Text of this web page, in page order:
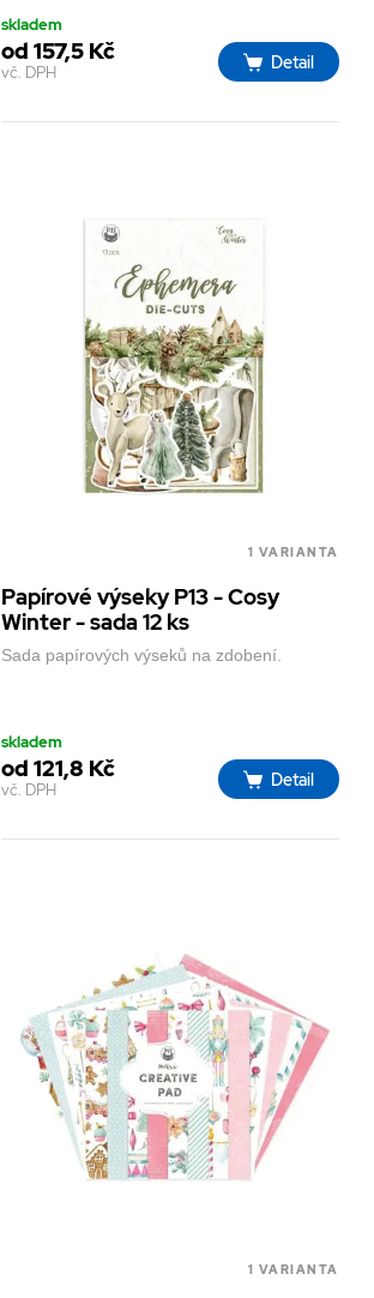
skladem
od 157,5 Kč
vč. DPH Detail
1 VARIANTA
Papírové výseky P13 - Cosy
Winter - sada 12 ks
Sada papírových výseků na zdobení.
skladem
od 121,8 Kč
vč. DPH Detail
1 VARIANTA